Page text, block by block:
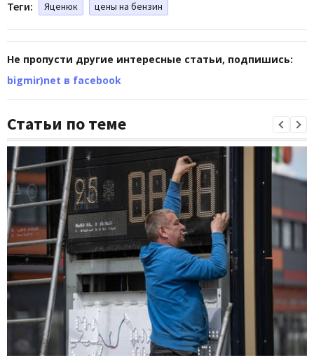
Теги: Яценюк цены на бензин
Не пропусти другие интересные статьи, подпишись:
bigmir)net в facebook
Статьи по теме